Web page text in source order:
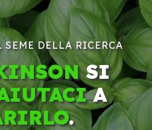
SEME DELLA RICERCA
SI
A
.